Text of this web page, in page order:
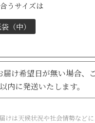
うサイズは
（中）
届け希望日が無い場合、
内に発送いたします。
けは天候状況や社会情勢など